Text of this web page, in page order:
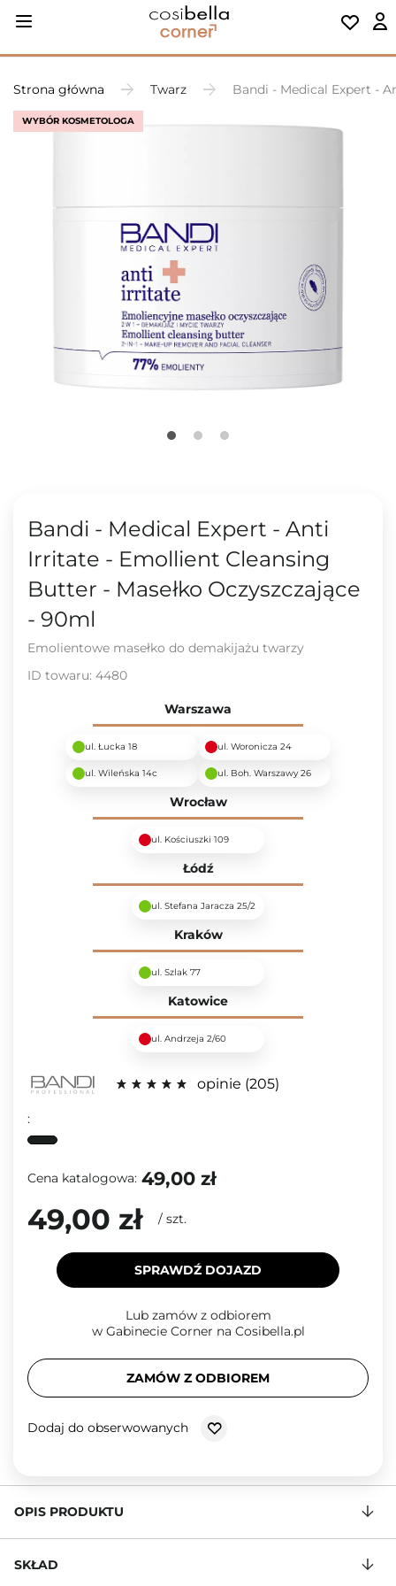
Strona główna Twarz Bandi - Medical Expert -
WYBÓR KOSMETOLOGA
Bandi - Medical Expert - Anti
Irritate - Emollient Cleansing
Butter - Masełko Oczyszczające
- 90ml
Emolientowe masełko do demakijażu twarzy
ID towaru: 4480
Warszawa
ul. Łucka 18 ul. Woronicza 24
ul. Wileńska 14c ul. Boh. Warszawy 26
Wrocław
ul. Kościuszki 109
Łódź
ul. Stefana Jaracza 25/2
Kraków
ul. Szlak 77
Katowice
ul. Andrzeja 2/60
opinie 205
:
Cena katalogowa: 49,00 zł
49,00 zł / szt.
SPRAWDŹ DOJAZD
Lub zamów z odbiorem
w Gabinecie Corner na Cosibella.pl
ZAMÓW Z ODBIOREM
Dodaj do obserwowanych
OPIS PRODUKTU
SKŁAD